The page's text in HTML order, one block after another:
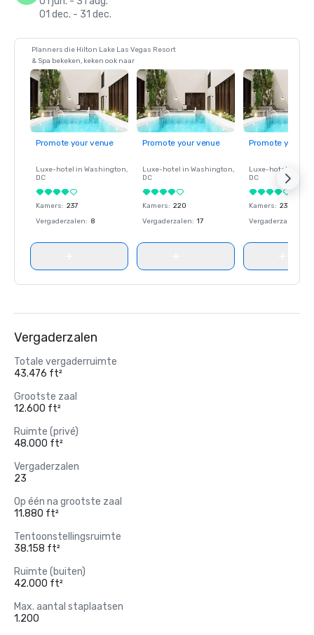
01 dec. - 31 dec.
Planners die Hilton Lake Las Vegas Resort
& Spa bekeken, keken ook naar
Promote your venue
Luxe-hotel in Washington,
DC
Kamers: 237
Vergaderzalen: 8
Promote your venue
Luxe-hotel in Washington,
DC
Kamers: 220
Vergaderzalen: 17
Promote your
Luxe-hotel in
DC
Kamers: 237
Vergaderzalen
Vergaderzalen
Totale vergaderruimte
43.476 ft²
Grootste zaal
12.600 ft²
Ruimte (privé)
48.000 ft²
Vergaderzalen
23
Op één na grootste zaal
11.880 ft²
Tentoonstellingsruimte
38.158 ft²
Ruimte (buiten)
42.000 ft²
Max. aantal staplaatsen
1.200